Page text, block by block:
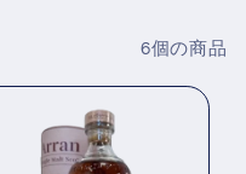
6個の商品